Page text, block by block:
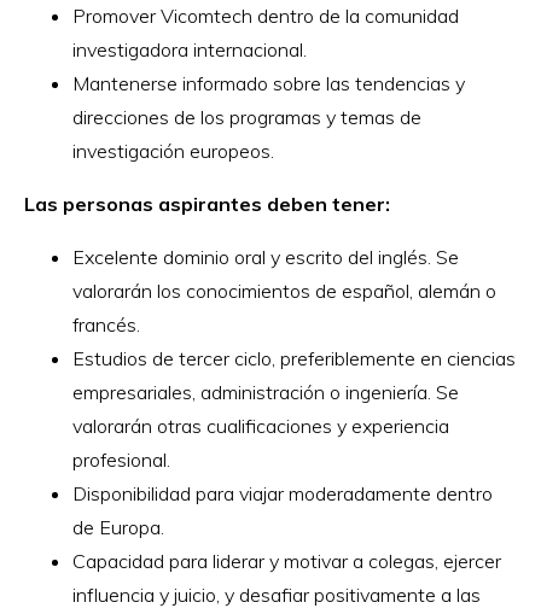
Promover Vicomtech dentro de la comunidad
investigadora internacional.
Mantenerse informado sobre las tendencias y
direcciones de los programas y temas de
investigación europeos.
Las personas aspirantes deben tener:
Excelente dominio oral y escrito del inglés. Se
valorarán los conocimientos de español, alemán o
francés.
Estudios de tercer ciclo, preferiblemente en ciencias
empresariales, administración o ingeniería. Se
valorarán otras cualificaciones y experiencia
profesional.
Disponibilidad para viajar moderadamente dentro
de Europa.
Capacidad para liderar y motivar a colegas, ejercer
influencia y juicio, y desafiar positivamente a las